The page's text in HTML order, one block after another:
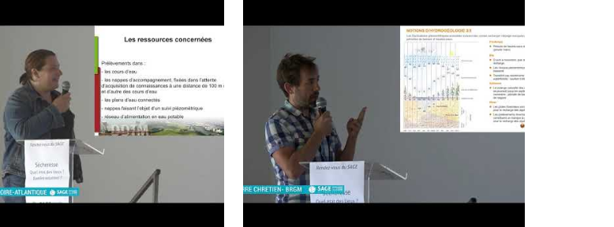
ARCHIVES
RAPPORT D’ACTIVITÉ DE LA CLE
AGENDA